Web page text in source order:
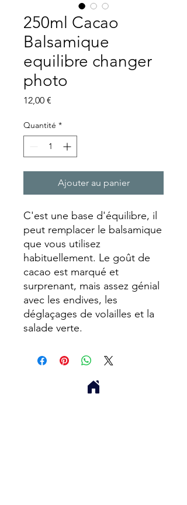
250ml Cacao
Balsamique
equilibre changer
photo
12,00 €
Quantité *
Ajouter au panier
C'est une base d'équilibre, il
peut remplacer le balsamique
que vous utilisez
habituellement. Le goût de
cacao est marqué et
surprenant, mais assez génial
avec les endives, les
déglaçages de volailles et la
salade verte.